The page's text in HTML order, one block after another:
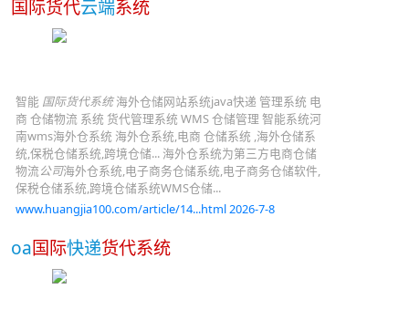
国际货代云端系统
智能 国际货代系统海外仓储网站系统java快递 管理系统 电
商 仓储物流 系统 货代管理系统 WMS 仓储管理 智能系统河
南wms海外仓系统 海外仓系统,电商 仓储系统 ,海外仓储系
统,保税仓储系统,跨境仓储... 海外仓系统为第三方电商仓储
物流公司海外仓系统,电子商务仓储系统,电子商务仓储软件,
保税仓储系统,跨境仓储系统WMS仓储...
www.huangjia100.com/article/14...html 2026-7-8
oa国际快递货代系统